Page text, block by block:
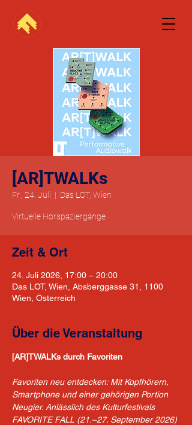
[AR]TWALKs
Fr., 24. Juli
  |
Das LOT, Wien
Virtuelle Hörspaziergänge
Zeit & Ort
24. Juli 2026, 17:00 – 20:00
Das LOT, Wien, Absberggasse 31, 1100
Wien, Österreich
Über die Veranstaltung
[AR]TWALKs durch Favoriten
Favoriten neu entdecken: Mit Kopfhörern,
Smartphone und einer gehörigen Portion
Neugier. Anlässlich des Kulturfestivals
FAVORITE FALL (21.–27. September 2026)